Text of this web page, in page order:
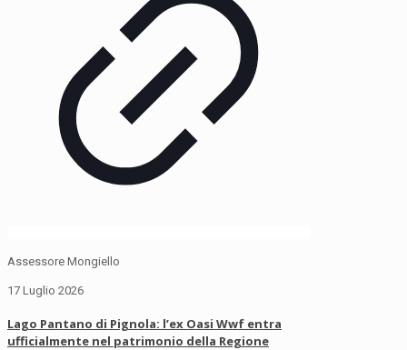
Assessore Mongiello
17 Luglio 2026
Lago Pantano di Pignola: l’ex Oasi Wwf entra
ufficialmente nel patrimonio della Regione